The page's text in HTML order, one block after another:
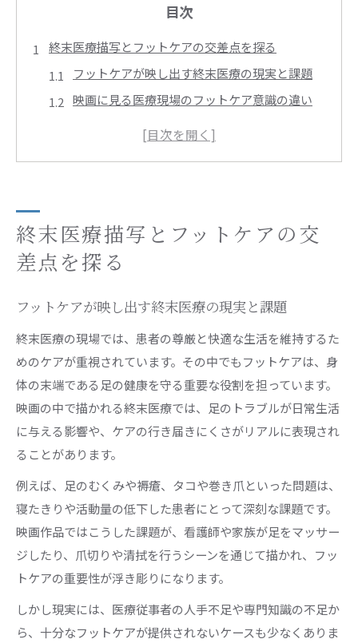
目次
終末医療描写とフットケアの交差点を探る
フットケアが映し出す終末医療の現実と課題
映画に見る医療現場のフットケア意識の違い
終末期患者とフットケアの必要性を映画で考察
フットケアが問う足の健康と身体欠損の物語性
手足切る映画に見るフットケアの意義と背景
役割
フットケア視点で捉える欠損と生き方の関係
身体を失う描写とフットケアのリアルな接点と
は
老人ホームが登場する作品に見るケア観
フットケアから読み解く老人ホーム映画のリア
ル
老人ホームが描くフットケアの実情と課題に注
目
ケア視点で探る老人ホームの映画とフットケア
連携
ホラー映画にみる老人ホームとフットケアの描
写
映画作品に見る高齢者ケアとフットケアの重要
終末医療描写とフットケアの交
差点を探る
フットケアが映し出す終末医療の現実と課題
終末医療の現場では、患者の尊厳と快適な生活を維持するた
めのケアが重視されています。その中でもフットケアは、身
体の末端である足の健康を守る重要な役割を担っています。
映画の中で描かれる終末医療では、足のトラブルが日常生活
に与える影響や、ケアの行き届きにくさがリアルに表現され
ることがあります。
例えば、足のむくみや褥瘡、タコや巻き爪といった問題は、
寝たきりや活動量の低下した患者にとって深刻な課題です。
映画作品ではこうした課題が、看護師や家族が足をマッサー
ジしたり、爪切りや清拭を行うシーンを通じて描かれ、フッ
トケアの重要性が浮き彫りになります。
しかし現実には、医療従事者の人手不足や専門知識の不足か
ら、十分なフットケアが提供されないケースも少なくありま